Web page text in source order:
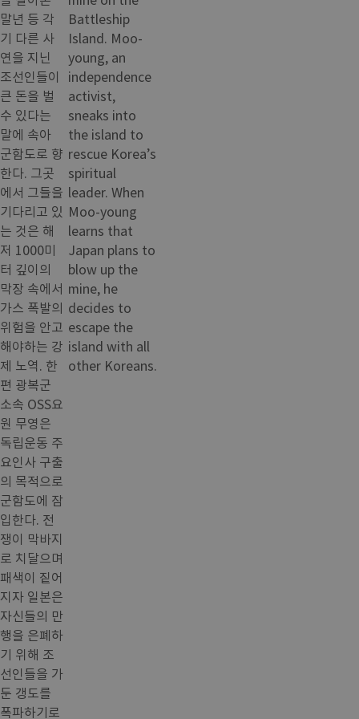
말년 등 각
기 다른 사
연을 지닌
조선인들이
큰 돈을 벌
수 있다는
말에 속아
군함도로 향
한다. 그곳
에서 그들을
기다리고 있
는 것은 해
저 1000미
터 깊이의
막장 속에서
가스 폭발의
위험을 안고
해야하는 강
제 노역. 한
편 광복군
소속 OSS요
원 무영은
독립운동 주
요인사 구출
의 목적으로
군함도에 잠
입한다. 전
쟁이 막바지
로 치달으며
패색이 짙어
지자 일본은
자신들의 만
행을 은폐하
기 위해 조
선인들을 가
둔 갱도를
폭파하기로
Battleship
Island. Moo-
young, an
independence
activist,
sneaks into
the island to
rescue Korea’s
spiritual
leader. When
Moo-young
learns that
Japan plans to
blow up the
mine, he
decides to
escape the
island with all
other Koreans.